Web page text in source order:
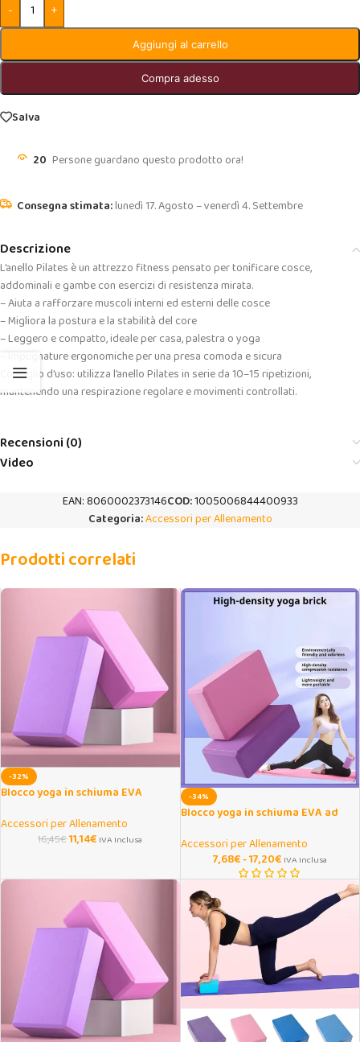
- +
Aggiungi al carrello
Compra adesso
Salva
20 Persone guardano questo prodotto ora!
lunedì 17. Agosto – venerdì 4. Settembre
Descrizione
L’anello Pilates è un attrezzo fitness pensato per tonificare cosce,
addominali e gambe con esercizi di resistenza mirata.
– Aiuta a rafforzare muscoli interni ed esterni delle cosce
– Migliora la postura e la stabilità del core
– Leggero e compatto, ideale per casa, palestra o yoga
– Impugnature ergonomiche per una presa comoda e sicura
Consiglio d’uso: utilizza l’anello Pilates in serie da 10–15 ripetizioni,
mantenendo una respirazione regolare e movimenti controllati.
Recensioni (0)
Video
EAN:8060002373146COD:1005006844400933
Categoria:Accessori per Allenamento
Prodotti correlati
-32%
Blocco yoga in schiuma EVA
Accessori per Allenamento
16,45€11,14€ IVA Inclusa
-34%
Blocco yoga in schiuma EVA ad
Accessori per Allenamento
7,68€-17,20€ IVA Inclusa